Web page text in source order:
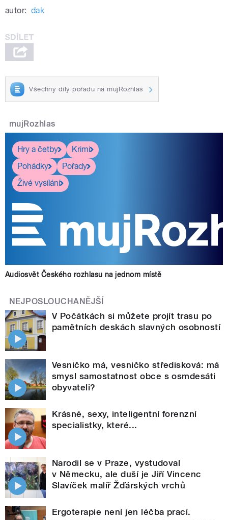
autor: dak
Všechny díly pořadu na mujRozhlas
mujRozhlas
Hry a četby
Krimi
Pohádky
Pořady
Živé vysílání
Audiosvět Českého rozhlasu na jednom místě
NEJPOSLOUCHANĚJŠÍ
V Počátkách si můžete projít trasu po
pamětních deskách slavných osobností
Vesničko má, vesničko středisková: má
smysl samostatnost obce s osmdesáti
obyvateli?
Krásné, sexy, inteligentní forenzní
specialistky, které...
Narodil se v Praze, vystudoval
v Německu, ale duší je Jiří Vincenc
Slavíček malíř Žďárských vrchů
Ergoterapie není jen léčba prací.